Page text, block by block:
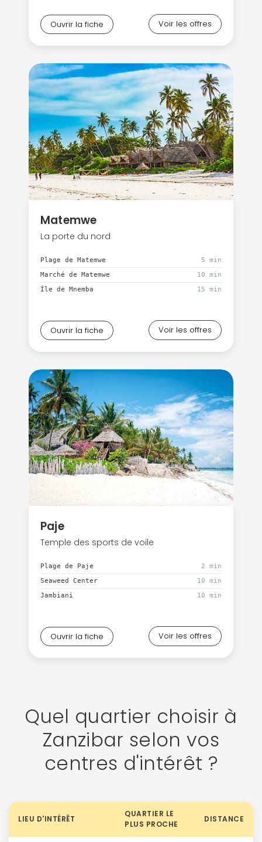
Ouvrir la fiche Voir les offres
Matemwe
La porte du nord
Plage de Matemwe
5 min
Marché de Matemwe
10 min
Île de Mnemba
15 min
Ouvrir la fiche Voir les offres
Paje
Temple des sports de voile
Plage de Paje
2 min
Seaweed Center
10 min
Jambiani
10 min
Ouvrir la fiche Voir les offres
Quel quartier choisir à
Zanzibar selon vos
centres d'intérêt ?
LIEU D'INTÉRÊT
QUARTIER LE
PLUS PROCHE
DISTANCE